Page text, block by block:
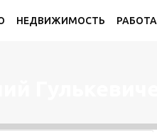
НЕДВИЖИМОСТЬ РАБОТА